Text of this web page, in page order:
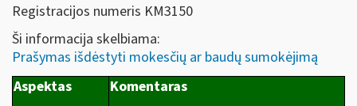
Registracijos numeris KM3150
Ši informacija skelbiama:
Prašymas išdėstyti mokesčių ar baudų sumokėjimą
Aspektas
Komentaras